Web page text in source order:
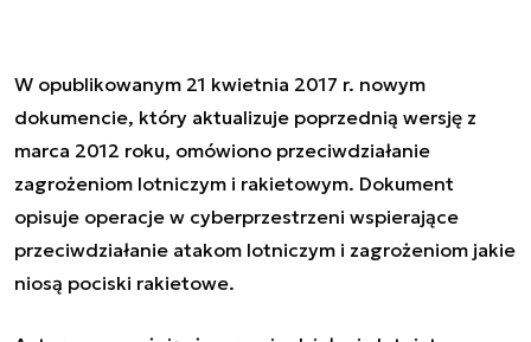
W opublikowanym 21 kwietnia 2017 r. nowym
dokumencie, który aktualizuje poprzednią wersję z
marca 2012 roku, omówiono przeciwdziałanie
zagrożeniom lotniczym i rakietowym. Dokument
opisuje operacje w cyberprzestrzeni wspierające
przeciwdziałanie atakom lotniczym i zagrożeniom jakie
niosą pociski rakietowe.